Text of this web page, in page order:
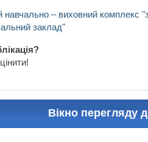
– виховний комплекс
заклад"
Вікно перегляду